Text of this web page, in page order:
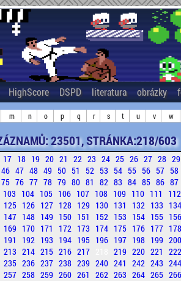
HighScore DSPD literatura obrázky
m n o p q r s t u v w
23501, STRÁNKA:218/603
17 18 19 20 21 22 23 24 25 26 27 28 29
46 47 48 49 50 51 52 53 54 55 56 57 58
75 76 77 78 79 80 81 82 83 84 85 86 87
103 104 105 106 107 108 109 110 111 112
125 126 127 128 129 130 131 132 133 134
147 148 149 150 151 152 153 154 155 156
169 170 171 172 173 174 175 176 177 178
191 192 193 194 195 196 197 198 199 200
213 214 215 216 217 219 220 221 222
235 236 237 238 239 240 241 242 243 244
257 258 259 260 261 262 263 264 265 266